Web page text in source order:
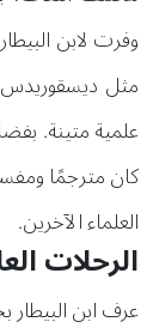
وفرت لابن
مثل ديسقوريدس
علمية متينة.
كان مترجمًا
العلماء الآخرين.
الرحلات
عرف ابن البيطار